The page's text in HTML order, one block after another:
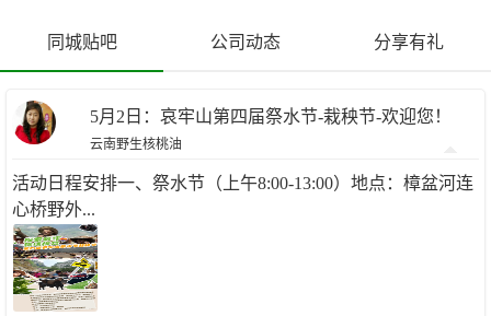
同城贴吧 公司动态 分享有礼
5月2日：哀牢山第四届祭水节-栽秧节-欢迎您！
云南野生核桃油
活动日程安排一、祭水节（上午8:00-13:00）地点：樟盆河连
心桥野外...